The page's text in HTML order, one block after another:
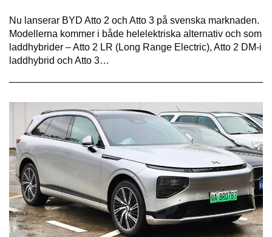
Nu lanserar BYD Atto 2 och Atto 3 på svenska marknaden.
Modellerna kommer i både helelektriska alternativ och som
laddhybrider – Atto 2 LR (Long Range Electric), Atto 2 DM-i
laddhybrid och Atto 3…